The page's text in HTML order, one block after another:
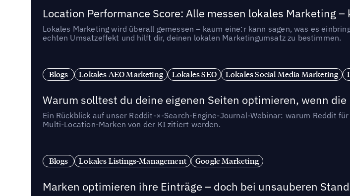
Location Performance Score: Alle messen lokales Marketing
Lokales Marketing wird überall gemessen – kaum eine:r kann sagen, was es
echten Umsatzeffekt und hilft dir, deinen lokalen Marketingumsatz zu bestimmen.
Blogs Lokales AEO Marketing Lokales SEO Lokales Social Media Marketing
Warum solltest du deine eigenen Seiten optimieren, wenn
Ein Rückblick auf unser Reddit-×-Search-Engine-Journal-Webinar: warum Reddit
Multi-Location-Marken von der KI zitiert werden.
Blogs Lokales Listings-Management Google Marketing
Marken optimieren ihre Einträge – doch bei unsauberen